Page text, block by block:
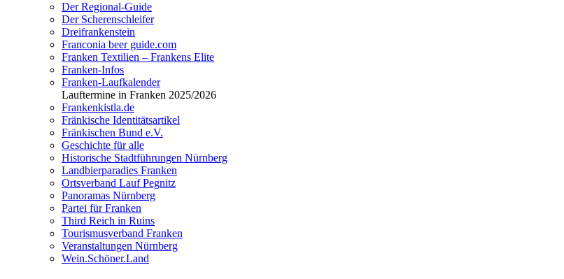
Der Regional-Guide
Der Scherenschleifer
Dreifrankenstein
Franconia beer guide.com
Franken Textilien – Frankens Elite
Franken-Infos
Franken-Laufkalender
Lauftermine in Franken 2025/2026
Frankenkistla.de
Fränkische Identitätsartikel
Fränkischen Bund e.V.
Geschichte für alle
Historische Stadtführungen Nürnberg
Landbierparadies Franken
Ortsverband Lauf Pegnitz
Panoramas Nürnberg
Partei für Franken
Third Reich in Ruins
Tourismusverband Franken
Veranstaltungen Nürnberg
Wein.Schöner.Land